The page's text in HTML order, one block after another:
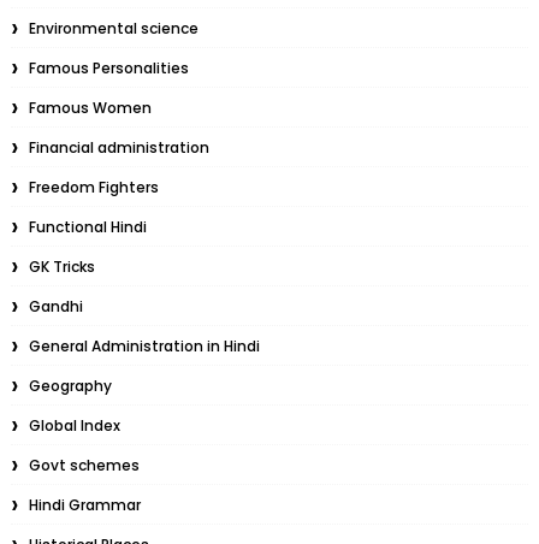
Environmental science
Famous Personalities
Famous Women
Financial administration
Freedom Fighters
Functional Hindi
GK Tricks
Gandhi
General Administration in Hindi
Geography
Global Index
Govt schemes
Hindi Grammar